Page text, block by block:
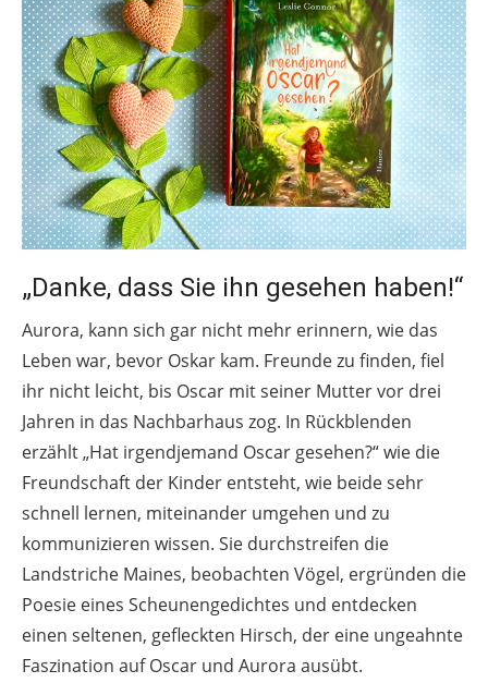
„Danke, dass Sie ihn gesehen haben!“
Aurora, kann sich gar nicht mehr erinnern, wie das
Leben war, bevor Oskar kam. Freunde zu finden, fiel
ihr nicht leicht, bis Oscar mit seiner Mutter vor drei
Jahren in das Nachbarhaus zog. In Rückblenden
erzählt „Hat irgendjemand Oscar gesehen?“ wie die
Freundschaft der Kinder entsteht, wie beide sehr
schnell lernen, miteinander umgehen und zu
kommunizieren wissen. Sie durchstreifen die
Landstriche Maines, beobachten Vögel, ergründen die
Poesie eines Scheunengedichtes und entdecken
einen seltenen, gefleckten Hirsch, der eine ungeahnte
Faszination auf Oscar und Aurora ausübt.